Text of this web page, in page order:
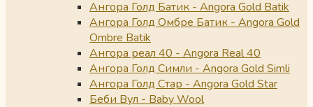
Ангора Голд Батик - Angora Gold Batik
Ангора Голд Омбре Батик - Angora Gold
Ombre Batik
Ангора реал 40 - Angora Real 40
Ангора Голд Симли - Angora Gold Simli
Ангора Голд Стар - Angora Gold Star
Беби Вул - Baby Wool